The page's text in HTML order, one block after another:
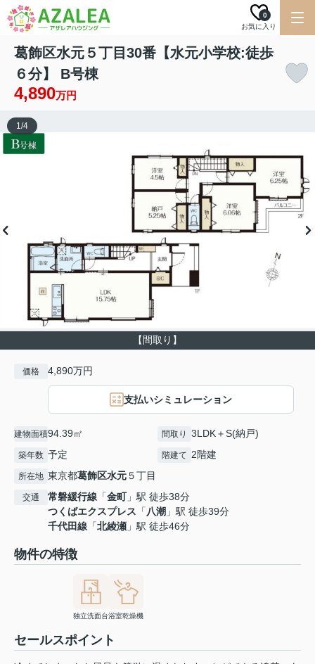
お気に入り
0
葛飾区水元５丁目30番【水元小学校:徒歩
６分】 B号棟
4,890万円
【間取り】
1/4
価格 4,890万円
支払いシミュレーション
建物面積94.39㎡ 間取り 3LDK＋S(納戸)
築年数 予定 階建て 2階建
所在地 東京都葛飾区水元５丁目
交通 常磐緩行線 「金町」駅 徒歩38分
つくばエクスプレス 「八潮 」駅 徒歩39分
千代田線 「北綾瀬 」駅 徒歩46分
物件の特徴
独立洗面台浴室乾燥機
セールスポイント